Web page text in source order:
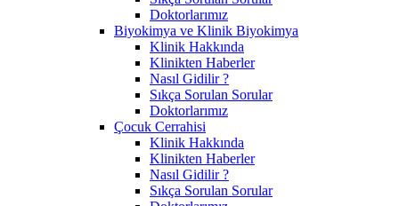
Doktorlarımız
Biyokimya ve Klinik Biyokimya
Klinik Hakkında
Klinikten Haberler
Nasıl Gidilir ?
Sıkça Sorulan Sorular
Doktorlarımız
Çocuk Cerrahisi
Klinik Hakkında
Klinikten Haberler
Nasıl Gidilir ?
Sıkça Sorulan Sorular